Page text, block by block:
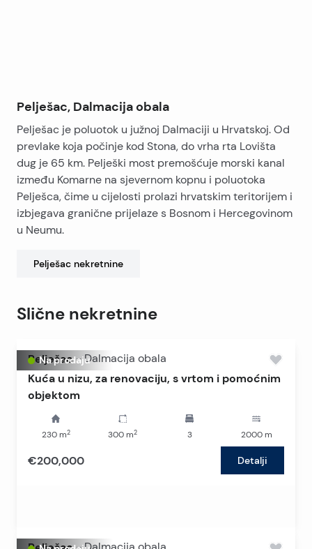
Pelješac, Dalmacija obala
Pelješac je poluotok u južnoj Dalmaciji u Hrvatskoj. Od
prevlake koja počinje kod Stona, do vrha rta Lovišta
dug je 65 km. Pelješki most premošćuje morski kanal
između Komarne na sjevernom kopnu i poluotoka
Pelješca, čime u cijelosti prolazi hrvatskim teritorijem i
izbjegava granične prijelaze s Bosnom i Hercegovinom
u Neumu.
Pelješac nekretnine
Slične nekretnine
Na prodaju
Pelješac - Dalmacija obala
Kuća u nizu, za renovaciju, s vrtom i pomoćnim
objektom
230m2 300 m2 3 2000m
€200,000 Detalji